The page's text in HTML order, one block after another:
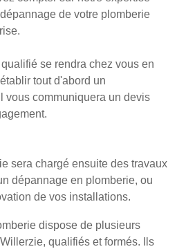
de votre plomberie
se rendra chez vous en
tout d'abord un
vous communiquera un devis
sera chargé ensuite des travaux
dépannage en plomberie, ou
de vos installations.
dispose de plusieurs
qualifiés et formés. Ils